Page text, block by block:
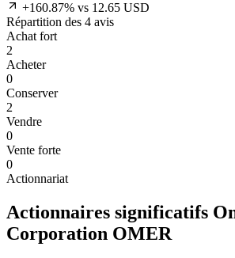
+160.87% vs 12.65 USD
Répartition des 4 avis
Achat fort
2
Acheter
0
Conserver
2
Vendre
0
Vente forte
0
Actionnariat
Actionnaires significatifs
Corporation OMER